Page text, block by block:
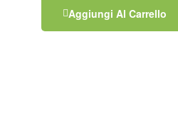
Aggiungi Al Carrello